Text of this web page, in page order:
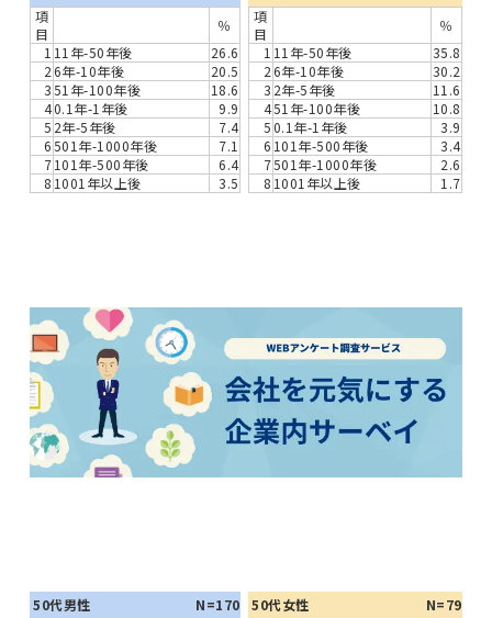
項
目
％
1 11年-50年後
26.6
26年-10年後
20.5
351年-100年後
18.6
40.1年-1年後
9.9
5 2年-5年後
7.4
6501年-1000年後
7.1
7101年-500年後
6.4
8 1001年以上後 3.5
項
目
％
1 11年-50年後
35.8
26年-10年後
30.2
3 2年-5年後
11.6
451年-100年後
10.8
50.1年-1年後
3.9
6 101年-500年後
3.4
7501年-1000年後
2.6
8 1001年以上後 1.7
50代男性 N=170 50代女性
N=79